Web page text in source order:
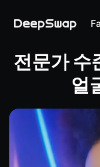
전문가 수
얼